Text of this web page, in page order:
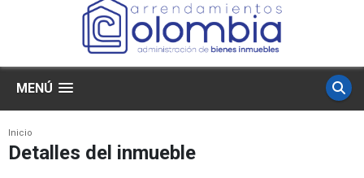
MENÚ
Inicio
Detalles del inmueble